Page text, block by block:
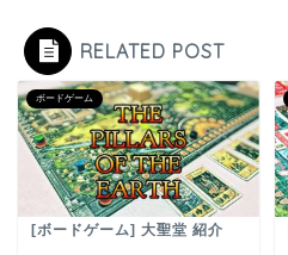
RELATED POST
ボードゲーム
[ボードゲーム] 大聖堂 紹介